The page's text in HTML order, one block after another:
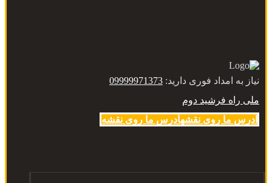
نیاز به امداد فوری دارید: 09999971373
ملی راه فرشید دوم
آدرس ما روی نقشهآدرس ما روی نقشه